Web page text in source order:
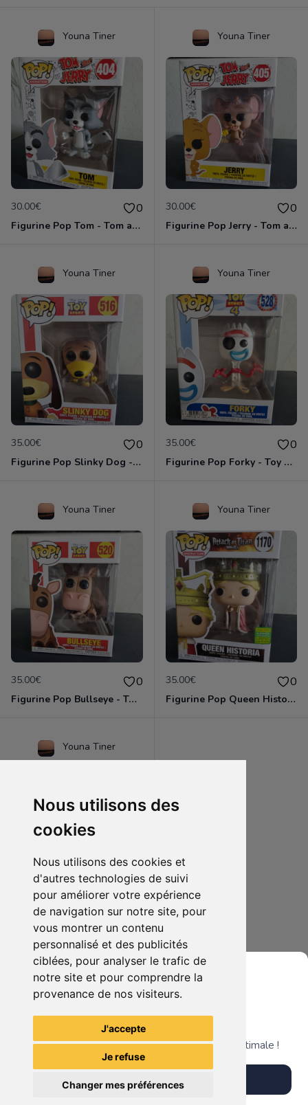
Nous utilisons des
cookies
Nous utilisons des cookies et
d'autres technologies de suivi
pour améliorer votre expérience
de navigation sur notre site, pour
vous montrer un contenu
personnalisé et des publicités
ciblées, pour analyser le trafic de
notre site et pour comprendre la
provenance de nos visiteurs.
J'accepte
Je refuse
Changer mes préférences
Youna Tiner
30.00€ 0
Figurine Pop Tom - Tom and Jerry
Youna Tiner
30.00€ 0
Figurine Pop Jerry - Tom and Jerry
Youna Tiner
35.00€ 0
Figurine Pop Slinky Dog - Toy Story
Youna Tiner
35.00€ 0
Figurine Pop Forky - Toy Story
Youna Tiner
35.00€ 0
Figurine Pop Bullseye - Toy Story
Youna Tiner
35.00€ 0
Figurine Pop Queen Historia Édition Limitée - L'Attaque Des Titans
Youna Tiner
100.00€ 0
Figurine Pop Dumbo Édition Spéciale - Diamond Collection
Voir tous les articles du vendeur
Grenier du Geek
Télécharge notre app pour une expérience optimale !
Télécharger l'app